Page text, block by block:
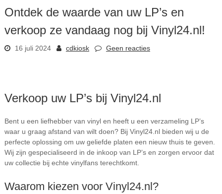
Ontdek de waarde van uw LP’s en
verkoop ze vandaag nog bij Vinyl24.nl!
16 juli 2024 cdkiosk Geen reacties
Verkoop uw LP’s bij Vinyl24.nl
Bent u een liefhebber van vinyl en heeft u een verzameling LP’s
waar u graag afstand van wilt doen? Bij Vinyl24.nl bieden wij u de
perfecte oplossing om uw geliefde platen een nieuw thuis te geven.
Wij zijn gespecialiseerd in de inkoop van LP’s en zorgen ervoor dat
uw collectie bij echte vinylfans terechtkomt.
Waarom kiezen voor Vinyl24.nl?